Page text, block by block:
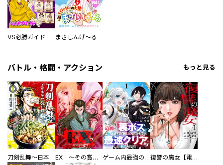
VS必勝ガイド まさしんげ～る
バトル・格闘・アクション もっと見る
刀剣乱舞～日本号つれづれ酒～ EX ～その賞金稼ぎは、世界の出口を探す～【単行本版】 ゲーム内最強の『裏ボス』に転生したので、主人公の代わりに最速クリアを目指します！【電子単行本版】 復讐の魔女【電子単行本版】